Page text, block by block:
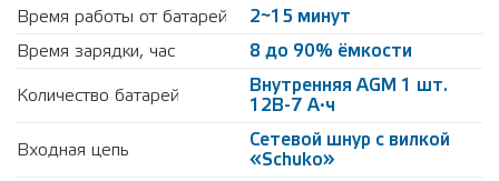
Время работы от батарей
2~15 минут
Время зарядки, час
8 до 90% ёмкости
Количество батарей
Внутренняя AGM 1 шт.
12В-7 А·ч
Входная цепь
Сетевой шнур с вилкой
«Schuko»